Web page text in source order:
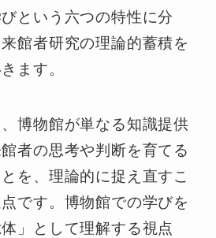
という六つの特性に分
館者研究の理論的蓄積を
ます。
博物館が単なる知識提供
者の思考や判断を育てる
を、理論的に捉え直すこ
です。博物館での学びを
体」として理解する視点